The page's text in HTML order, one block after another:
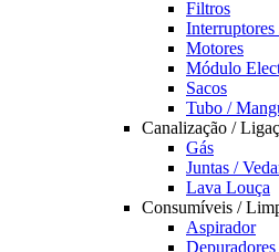
Filtros
Interruptores
Motores
Módulo
Sacos
Tubo /
Canalização /
Gás
Juntas /
Lava Louça
Consumíveis /
Aspirador